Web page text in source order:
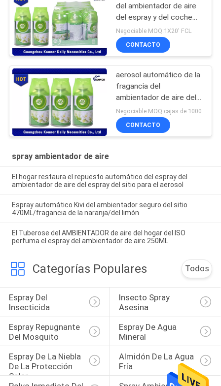
del ambientador de aire
del espray y del coche
del espray del
ambientador de aire/de
la fragancia del hotel
Negociable MOQ:1X20' FCL
CONTACTO
aerosol automático de la
fragancia del
ambientador de aire del
sitio del repuesto del
espray del ambientador
de aire 250ml
Negociable MOQ:cajas de 1000
CONTACTO
spray ambientador de aire
El hogar restaura el repuesto automático del espray del
ambientador de aire del espray del sitio para el aerosol
Espray automático Kivi del ambientador seguro del sitio
470ML/fragancia de la naranja/del limón
El Tuberose del AMBIENTADOR de aire del hogar del ISO
perfuma el espray del ambientador de aire 250ML
Categorías Populares Todos
Espray Del
Insecticida
Insecto Spray
Asesina
Espray Repugnante
Del Mosquito
Espray De Agua
Mineral
Espray De La Niebla
De La Protección
Solar
Almidón De La Agua
Fría